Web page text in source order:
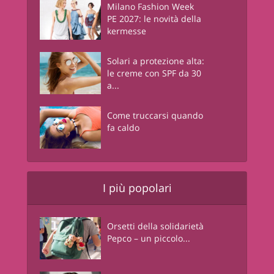
Milano Fashion Week
PE 2027: le novità della
kermesse
Solari a protezione alta:
le creme con SPF da 30
a...
Come truccarsi quando
fa caldo
I più popolari
Orsetti della solidarietà
Pepco – un piccolo...